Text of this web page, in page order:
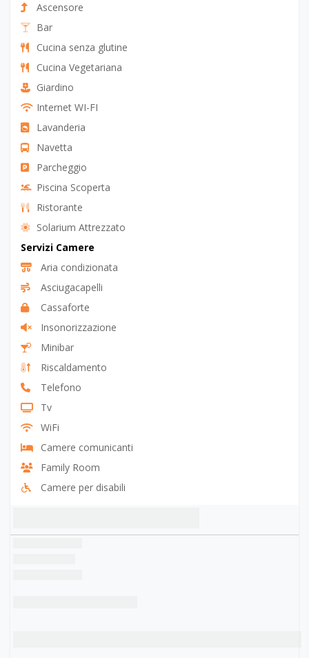
Ascensore
Bar
Cucina senza glutine
Cucina Vegetariana
Giardino
Internet WI-FI
Lavanderia
Navetta
Parcheggio
Piscina Scoperta
Ristorante
Solarium Attrezzato
Servizi Camere
Aria condizionata
Asciugacapelli
Cassaforte
Insonorizzazione
Minibar
Riscaldamento
Telefono
Tv
WiFi
Camere comunicanti
Family Room
Camere per disabili